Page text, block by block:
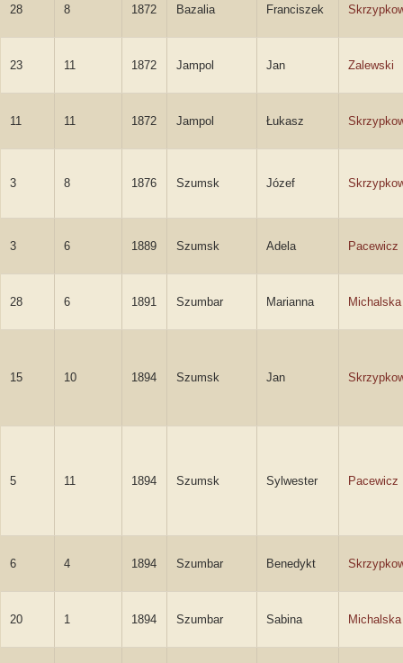
28 8 1872 Bazalia Franciszek
23 11 1872 Jampol Jan Zalewski
11 11 1872 Jampol Łukasz
3 8 1876 Szumsk Józef
3 6 1889 Szumsk Adela Pacewicz
28 6 1891 Szumbar Marianna Michalska
15 10 1894 Szumsk Jan
5 11 1894 Szumsk Sylwester Pacewicz
6 4 1894 Szumbar Benedykt
20 1 1894 Szumbar Sabina Michalska